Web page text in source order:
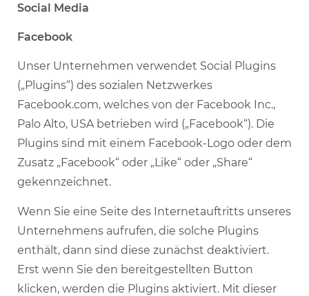
Social Media
Facebook
Unser Unternehmen verwendet Social Plugins
(„Plugins“) des sozialen Netzwerkes
Facebook.com, welches von der Facebook Inc.,
Palo Alto, USA betrieben wird („Facebook“). Die
Plugins sind mit einem Facebook-Logo oder dem
Zusatz „Facebook“ oder „Like“ oder „Share“
gekennzeichnet.
Wenn Sie eine Seite des Internetauftritts unseres
Unternehmens aufrufen, die solche Plugins
enthält, dann sind diese zunächst deaktiviert.
Erst wenn Sie den bereitgestellten Button
klicken, werden die Plugins aktiviert. Mit dieser